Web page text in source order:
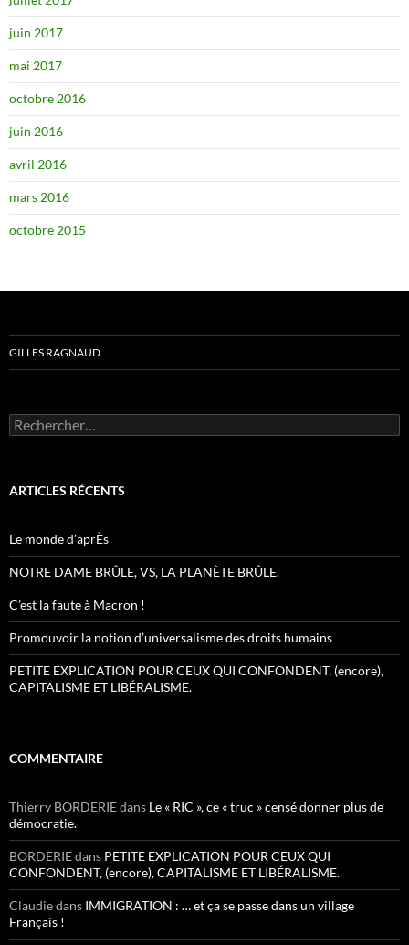
juin 2017
mai 2017
octobre 2016
juin 2016
avril 2016
mars 2016
octobre 2015
GILLES RAGNAUD
Rechercher :
ARTICLES RÉCENTS
Le monde d’aprÈs
NOTRE DAME BRÛLE, VS, LA PLANÈTE BRÛLE.
C’est la faute à Macron !
Promouvoir la notion d’universalisme des droits humains
PETITE EXPLICATION POUR CEUX QUI CONFONDENT, (encore),
CAPITALISME ET LIBÉRALISME.
COMMENTAIRE
Thierry BORDERIEdans Le « RIC », ce « truc » censé donner plus de
démocratie.
BORDERIEdans PETITE EXPLICATION POUR CEUX QUI
CONFONDENT, (encore), CAPITALISME ET LIBÉRALISME.
Claudiedans IMMIGRATION : … et ça se passe dans un village
Français !